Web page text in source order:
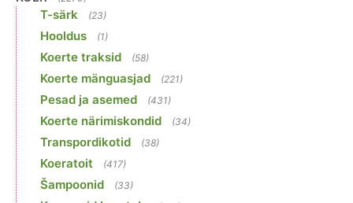
T-särk (23)
Hooldus (1)
Koerte traksid (58)
Koerte mänguasjad (221)
Pesad ja asemed (431)
Koerte närimiskondid (34)
Transpordikotid (38)
Koeratoit (417)
Šampoonid (33)